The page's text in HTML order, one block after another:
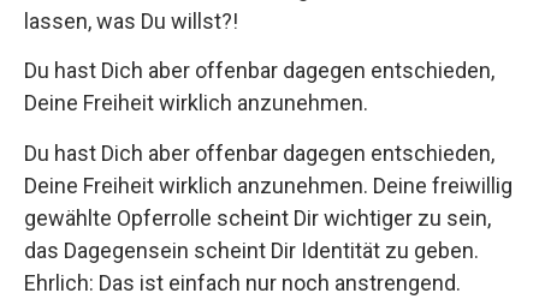
lassen, was Du willst?!
Du hast Dich aber offenbar dagegen entschieden,
Deine Freiheit wirklich anzunehmen.
Du hast Dich aber offenbar dagegen entschieden,
Deine Freiheit wirklich anzunehmen. Deine freiwillig
gewählte Opferrolle scheint Dir wichtiger zu sein,
das Dagegensein scheint Dir Identität zu geben.
Ehrlich: Das ist einfach nur noch anstrengend.